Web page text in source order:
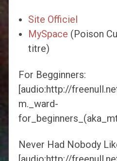
Site Officiel
MySpace (Poison
titre)
For Begginners:
[audio:http://
m._ward-
Never Had Nobody